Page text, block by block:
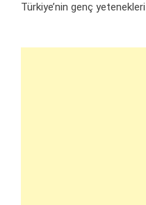
Türkiye’nin genç yetenekleri